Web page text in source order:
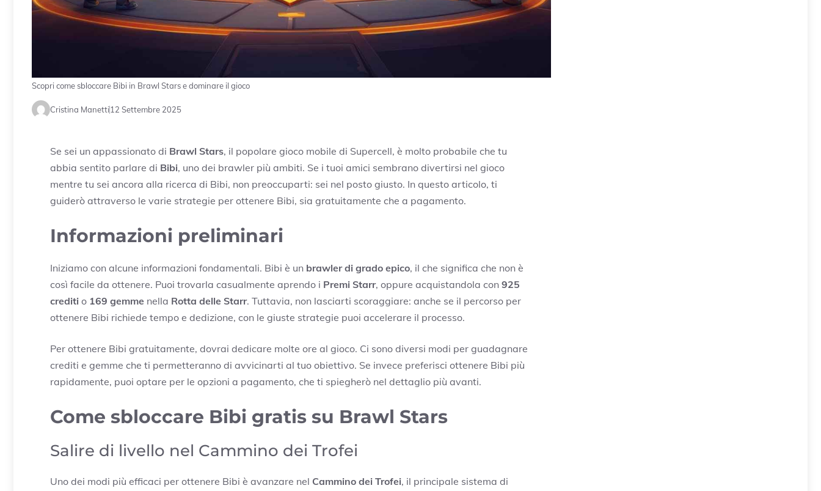
Scopri come sbloccare Bibi in Brawl Stars e dominare il gioco
Cristina Manetti12 Settembre 2025
Se sei un appassionato di Brawl Stars, il popolare gioco mobile di Supercell, è molto probabile che tu
abbia sentito parlare di Bibi, uno dei brawler più ambiti. Se i tuoi amici sembrano divertirsi nel gioco
mentre tu sei ancora alla ricerca di Bibi, non preoccuparti: sei nel posto giusto. In questo articolo, ti
guiderò attraverso le varie strategie per ottenere Bibi, sia gratuitamente che a pagamento.
Informazioni preliminari
Iniziamo con alcune informazioni fondamentali. Bibi è un brawler di grado epico, il che significa che non è
così facile da ottenere. Puoi trovarla casualmente aprendo i Premi Starr, oppure acquistandola con 925
crediti o 169 gemme nella Rotta delle Starr. Tuttavia, non lasciarti scoraggiare: anche se il percorso per
ottenere Bibi richiede tempo e dedizione, con le giuste strategie puoi accelerare il processo.
Per ottenere Bibi gratuitamente, dovrai dedicare molte ore al gioco. Ci sono diversi modi per guadagnare
crediti e gemme che ti permetteranno di avvicinarti al tuo obiettivo. Se invece preferisci ottenere Bibi più
rapidamente, puoi optare per le opzioni a pagamento, che ti spiegherò nel dettaglio più avanti.
Come sbloccare Bibi gratis su Brawl Stars
Salire di livello nel Cammino dei Trofei
Uno dei modi più efficaci per ottenere Bibi è avanzare nel Cammino dei Trofei, il principale sistema di